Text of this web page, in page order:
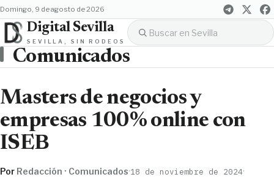
domingo, 9 de agosto de 2026
Digital Sevilla
SEVILLA, SIN RODEOS
Comunicados
Masters de negocios y
empresas 100% online con
ISEB
Por Redacción · Comunicados·18 de noviembre de 2024·